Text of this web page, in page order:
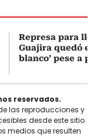
Represa para
Guajira quedó en
blanco’ pese a
reservados.
las reproducciones y
desde este sitio
medios que resulten